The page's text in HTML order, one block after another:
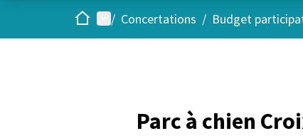
AccueilMenu principal
/ Concertations / Budget
Parc à chien